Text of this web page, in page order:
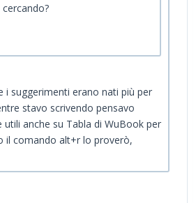
i suggerimenti erano nati più per
stavo scrivendo pensavo
anche su Tabla di WuBook per
il comando alt+r lo proverò,